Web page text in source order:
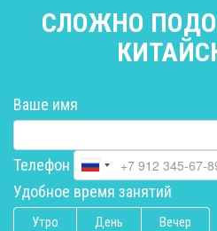
СЛОЖНО
Ваше имя
Телефон
Удобное время занятий
Утро День Вечер